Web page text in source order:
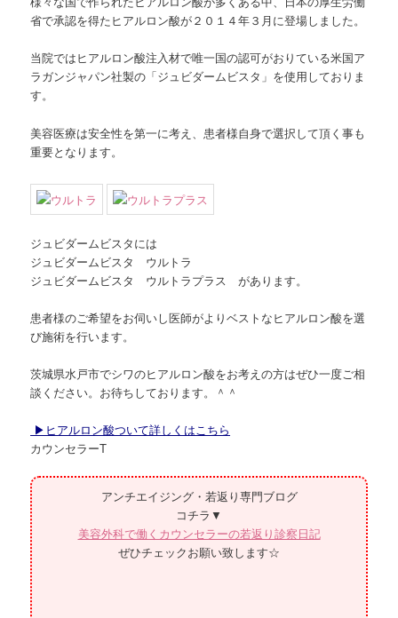
省で承認を得たヒアルロン酸が２０１４年３月に登場しました。
当院ではヒアルロン酸注入材で唯一国の認可がおりている米国ア
ラガンジャパン社製の「ジュビダームビスタ」を使用しておりま
す。
美容医療は安全性を第一に考え、患者様自身で選択して頂く事も
重要となります。
ジュビダームビスタには
ジュビダームビスタ ウルトラ
ジュビダームビスタ ウルトラプラス があります。
患者様のご希望をお伺いし医師がよりベストなヒアルロン酸を選
び施術を行います。
茨城県水戸市でシワのヒアルロン酸をお考えの方はぜひ一度ご相
談ください。お待ちしております。＾＾
▶ヒアルロン酸ついて詳しくはこちら
カウンセラーT
アンチエイジング・若返り専門ブログ
コチラ▼
美容外科で働くカウンセラーの若返り診察日記
ぜひチェックお願い致します☆